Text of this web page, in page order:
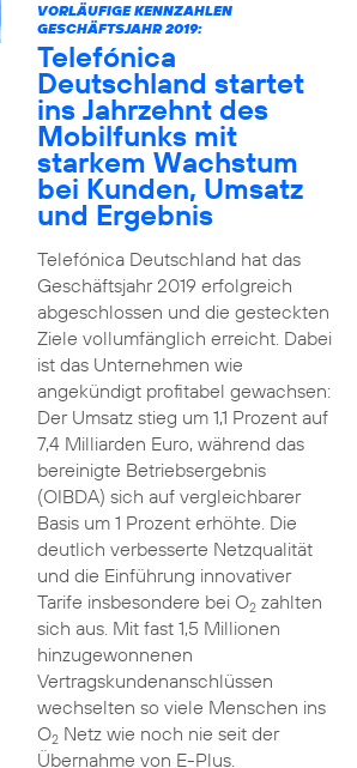
VORLÄUFIGE KENNZAHLEN
GESCHÄFTSJAHR 2019:
Telefónica
Deutschland startet
ins Jahrzehnt des
Mobilfunks mit
starkem Wachstum
bei Kunden, Umsatz
und Ergebnis
Telefónica Deutschland hat das
Geschäftsjahr 2019 erfolgreich
abgeschlossen und die gesteckten
Ziele vollumfänglich erreicht. Dabei
ist das Unternehmen wie
angekündigt profitabel gewachsen:
Der Umsatz stieg um 1,1 Prozent auf
7,4 Milliarden Euro, während das
bereinigte Betriebsergebnis
(OIBDA) sich auf vergleichbarer
Basis um 1 Prozent erhöhte. Die
deutlich verbesserte Netzqualität
und die Einführung innovativer
Tarife insbesondere bei O2zahlten
sich aus. Mit fast 1,5 Millionen
hinzugewonnenen
Vertragskundenanschlüssen
wechselten so viele Menschen ins
O2Netz wie noch nie seit der
Übernahme von E-Plus.